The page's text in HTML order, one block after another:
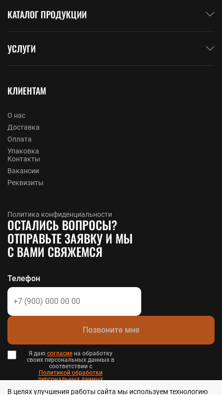
КАТАЛОГ ПРОДУКЦИИ
УСЛУГИ
КЛИЕНТАМ
О нас
Доставка
Оплата
Упаковка
Контакты
Вакансии
Реквизиты
Политика конфиденциальности
ОСТАЛИСЬ ВОПРОСЫ?
ОТПРАВЬТЕ ЗАЯВКУ И МЫ
С ВАМИ СВЯЖЕМСЯ
Телефон
Позвоните мне
Я даю согласиена обработку
своих персональных данных в
соответствии с
Политикой обработки
персональных данных
Пользовательским соглашением .
В целях улучшения работы сайта мы используем технологию